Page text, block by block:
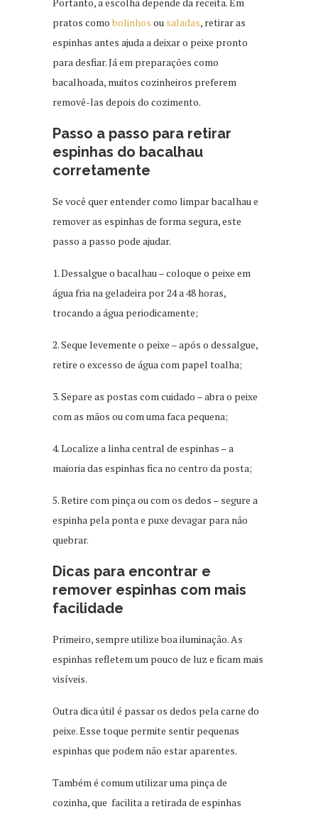
pratos como bolinhos ou saladas, retirar as
espinhas antes ajuda a deixar o peixe pronto
para desfiar. Já em preparações como
bacalhoada, muitos cozinheiros preferem
removê-las depois do cozimento.
Passo a passo para retirar
espinhas do bacalhau
corretamente
Se você quer entender como limpar bacalhau e
remover as espinhas de forma segura, este
passo a passo pode ajudar.
1. Dessalgue o bacalhau – coloque o peixe em
água fria na geladeira por 24 a 48 horas,
trocando a água periodicamente;
2. Seque levemente o peixe – após o dessalgue,
retire o excesso de água com papel toalha;
3. Separe as postas com cuidado – abra o peixe
com as mãos ou com uma faca pequena;
4. Localize a linha central de espinhas – a
maioria das espinhas fica no centro da posta;
5. Retire com pinça ou com os dedos – segure a
espinha pela ponta e puxe devagar para não
quebrar.
Dicas para encontrar e
remover espinhas com mais
facilidade
Primeiro, sempre utilize boa iluminação. As
espinhas refletem um pouco de luz e ficam mais
visíveis.
Outra dica útil é passar os dedos pela carne do
peixe. Esse toque permite sentir pequenas
espinhas que podem não estar aparentes.
Também é comum utilizar uma pinça de
cozinha, que facilita a retirada de espinhas